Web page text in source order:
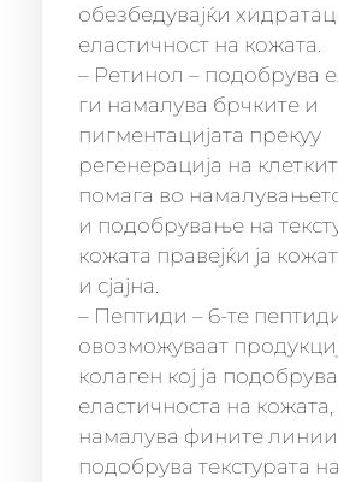
обезбедувајќи
еластичност на кожата.
– Ретинол – подобрува
ги намалува брчките и
пигментацијата прекуу
регенерација на
помага во
и подобрување на
кожата правејќи ја
и сјајна.
– Пептиди – 6-те
овозможуваат
колаген кој ја подобрува
еластичноста на кожата,
намалува фините линии
подобрува текстурата